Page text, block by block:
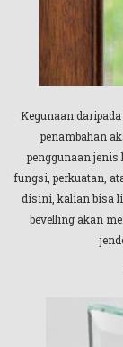
Kegunaan
penambahan
penggunaan jenis
fungsi, perkuatan,
disini, kalian bisa
bevelling akan